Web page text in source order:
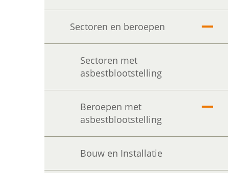
Sectoren en beroepen
Sectoren met
asbestblootstelling
Beroepen met
asbestblootstelling
Bouw en Installatie